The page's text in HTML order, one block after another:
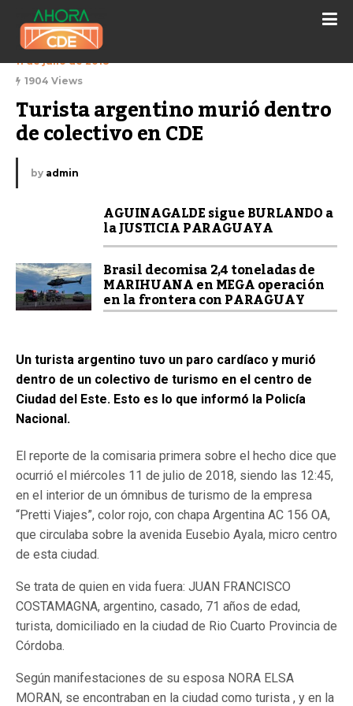
11 de julio de 2018
1904 Views
Turista argentino murió dentro
de colectivo en CDE
by admin
AGUINAGALDE sigue BURLANDO a
la JUSTICIA PARAGUAYA
Brasil decomisa 2,4 toneladas de
MARIHUANA en MEGA operación
en la frontera con PARAGUAY
Un turista argentino tuvo un paro cardíaco y murió
dentro de un colectivo de turismo en el centro de
Ciudad del Este. Esto es lo que informó la Policía
Nacional.
El reporte de la comisaria primera sobre el hecho dice que
ocurrió el miércoles 11 de julio de 2018, siendo las 12:45,
en el interior de un ómnibus de turismo de la empresa
“Pretti Viajes”, color rojo, con chapa Argentina AC 156 OA,
que circulaba sobre la avenida Eusebio Ayala, micro centro
de esta ciudad.
Se trata de quien en vida fuera: JUAN FRANCISCO
COSTAMAGNA, argentino, casado, 71 años de edad,
turista, domiciliado en la ciudad de Rio Cuarto Provincia de
Córdoba.
Según manifestaciones de su esposa NORA ELSA
MORAN, se encontraban en la ciudad como turista , y en la